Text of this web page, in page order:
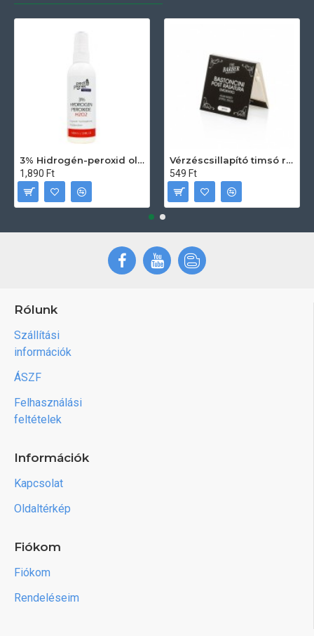
3% Hidrogén-peroxid oldat (sebfertőtlenítő) 100ml
1,890 Ft
Vérzéscsillapító timsó rúd 20db
549 Ft
Rólunk
Szállítási
információk
ÁSZF
Felhasználási
feltételek
Információk
Kapcsolat
Oldaltérkép
Fiókom
Fiókom
Rendeléseim